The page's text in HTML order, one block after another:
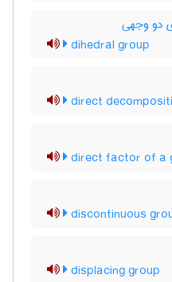
دو وجهی
dihedral group
direct
direct factor of a
discontinuous
displacing group